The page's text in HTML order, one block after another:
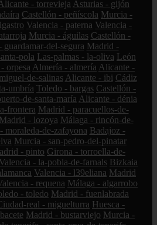
- torrevieja Asturias - gijón
Castellón - peñíscola Murcia -
Valencia - paterna Valencia -
Murcia - águilas Castellón -
guardamar-del-segura Madrid -
pola Las-palmas - la-oliva León
orpesa Almería - almería Alicante -
de-salinas Alicante - ibi Cádiz
umbría Toledo - bargas Castellón -
de-santa-maría Alicante - dénia
frontera Madrid - paracuellos-de-
Madrid - lozoya Málaga - rincón-de-
moraleda-de-zafayona Badajoz -
Murcia - san-pedro-del-pinatar
- pinto Girona - torroella-de-
Valencia - la-pobla-de-farnals Bizkaia
Valencia - l39eliana Madrid
- requena Málaga - algarrobo
- toledo Madrid - fuenlabrada
real - miguelturra Huesca -
Madrid - bustarviejo Murcia -